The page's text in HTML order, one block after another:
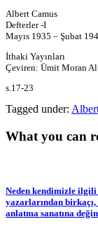
Albert Camus
Defterler -I
Mayıs 1935 – Şubat
İthaki Yayınları
Çeviren: Ümit Moran
s.17-23
Tagged under:
What you can
Neden kendimizle ilgili
yazarlarından
anlatma sanatına